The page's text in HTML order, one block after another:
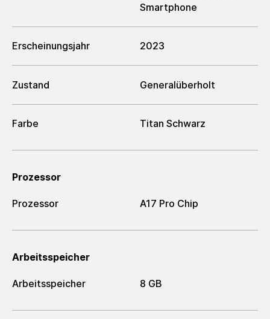
Smartphone
Erscheinungsjahr 2023
Zustand Generalüberholt
Farbe Titan Schwarz
Prozessor
Prozessor A17 Pro Chip
Arbeitsspeicher
Arbeitsspeicher 8 GB